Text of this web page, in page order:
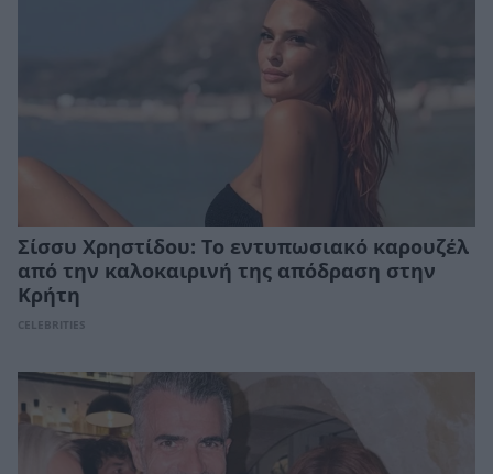
Σίσσυ Χρηστίδου: Το εντυπωσιακό καρουζέλ
από την καλοκαιρινή της απόδραση στην
Κρήτη
CELEBRITIES